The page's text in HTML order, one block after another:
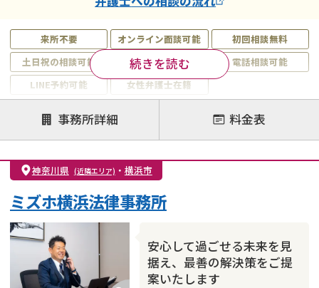
来所不要 オンライン面談可能
初回相談無料
土日祝の相談可能
19時以降電話可能
電話相談可能
LINE予約可能
女性弁護士在籍
注力案件
離婚前相談
離婚調停
離婚裁判
親権・面会交流権
DV
モラハラ
不貞・不倫慰謝料請求
国際離婚
財産分与
内縁の夫婦
続きを読む
事務所詳細 料金表
神奈川県 (近隣エリア) ・ 横浜市
安心して過ごせる未来を見
据え、最善の解決策をご提
案いたします
ミズホ横浜法律事務所